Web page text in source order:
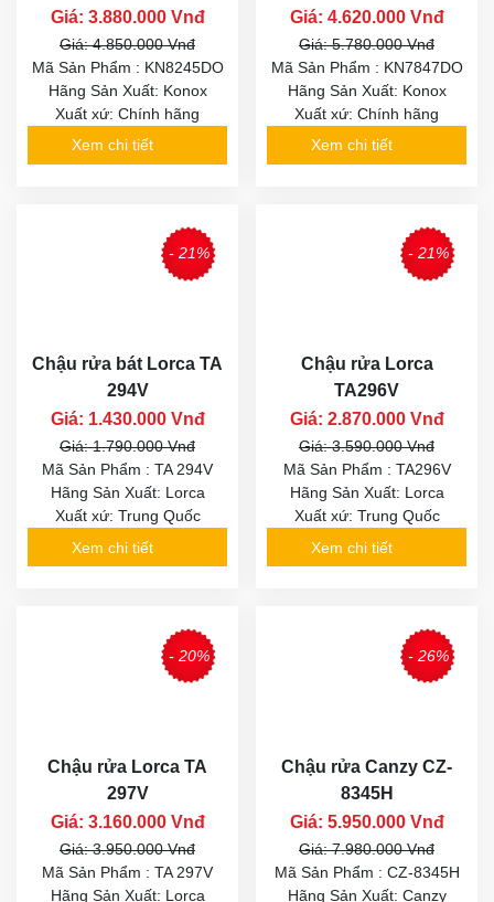
Giá: 3.880.000 Vnđ
Giá: 4.850.000 Vnđ
Mã Sản Phẩm : KN8245DO
Hãng Sản Xuất: Konox
Xuất xứ: Chính hãng
Xem chi tiết
Giá: 4.620.000 Vnđ
Giá: 5.780.000 Vnđ
Mã Sản Phẩm : KN7847DO
Hãng Sản Xuất: Konox
Xuất xứ: Chính hãng
Xem chi tiết
- 21%
Chậu rửa bát Lorca TA
294V
Giá: 1.430.000 Vnđ
Giá: 1.790.000 Vnđ
Mã Sản Phẩm : TA 294V
Hãng Sản Xuất: Lorca
Xuất xứ: Trung Quốc
Xem chi tiết
- 21%
Chậu rửa Lorca
TA296V
Giá: 2.870.000 Vnđ
Giá: 3.590.000 Vnđ
Mã Sản Phẩm : TA296V
Hãng Sản Xuất: Lorca
Xuất xứ: Trung Quốc
Xem chi tiết
- 20%
Chậu rửa Lorca TA
297V
Giá: 3.160.000 Vnđ
Giá: 3.950.000 Vnđ
Mã Sản Phẩm : TA 297V
Hãng Sản Xuất: Lorca
- 26%
Chậu rửa Canzy CZ-
8345H
Giá: 5.950.000 Vnđ
Giá: 7.980.000 Vnđ
Mã Sản Phẩm : CZ-8345H
Hãng Sản Xuất: Canzy